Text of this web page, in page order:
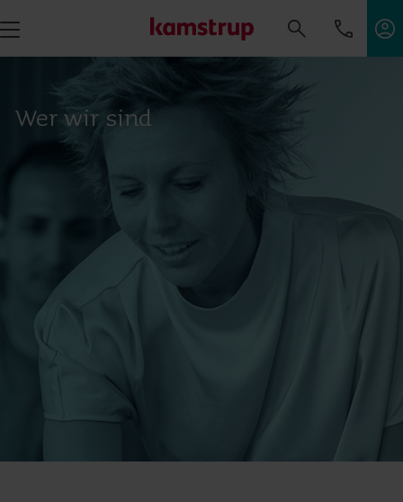
Wer wir sind